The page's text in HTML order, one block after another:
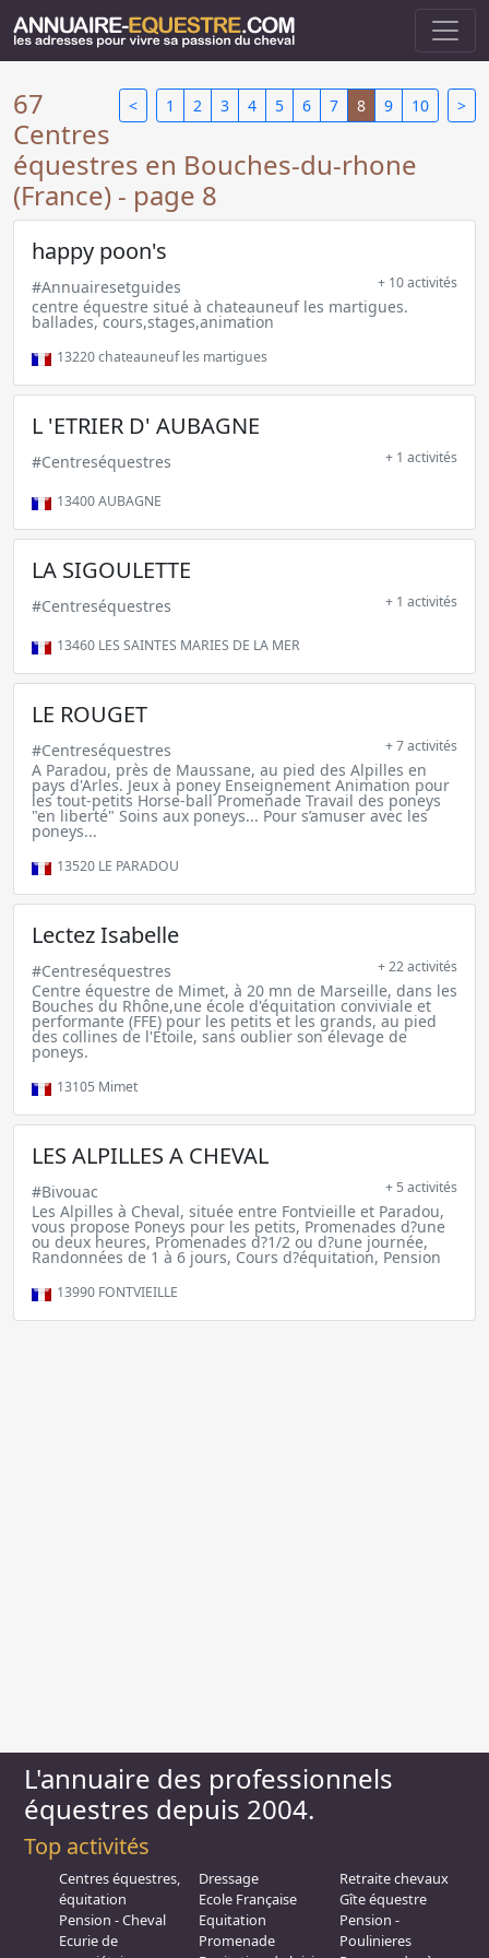
< 1 2 3 4 5 6 7 8 9 10 >
67
Centres
équestres en Bouches-du-rhone
(France) - page 8
happy poon's
#Annuairesetguides + 10 activités
centre équestre situé à chateauneuf les martigues.
ballades, cours,stages,animation
13220chateauneuf les martigues
L 'ETRIER D' AUBAGNE
#Centreséquestres + 1 activités
13400AUBAGNE
LA SIGOULETTE
#Centreséquestres + 1 activités
13460 LES SAINTES MARIES DE LA MER
LE ROUGET
#Centreséquestres + 7 activités
A Paradou, près de Maussane, au pied des Alpilles en
pays d'Arles. Jeux à poney Enseignement Animation pour
les tout-petits Horse-ball Promenade Travail des poneys
"en liberté" Soins aux poneys... Pour s’amuser avec les
poneys...
13520 LE PARADOU
Lectez Isabelle
#Centreséquestres + 22 activités
Centre équestre de Mimet, à 20 mn de Marseille, dans les
Bouches du Rhône,une école d'équitation conviviale et
performante (FFE) pour les petits et les grands, au pied
des collines de l'Etoile, sans oublier son élevage de
poneys.
13105 Mimet
LES ALPILLES A CHEVAL
#Bivouac + 5 activités
Les Alpilles à Cheval, située entre Fontvieille et Paradou,
vous propose Poneys pour les petits, Promenades d?une
ou deux heures, Promenades d?1/2 ou d?une journée,
Randonnées de 1 à 6 jours, Cours d?équitation, Pension
13990 FONTVIEILLE
L'annuaire des professionnels
équestres depuis 2004.
Top activités
Centres équestres,
équitation
Pension - Cheval
Ecurie de
Dressage
Ecole Française
Equitation
Promenade
Retraite chevaux
Gîte équestre
Pension -
Poulinieres